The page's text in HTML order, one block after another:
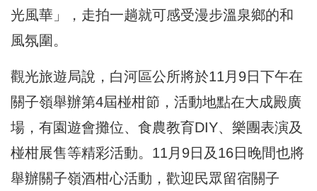
光風華」，走拍一趟就可感受漫步溫泉鄉的和
風氛圍。
觀光旅遊局說，白河區公所將於11月9日下午在
關子嶺舉辦第4屆椪柑節，活動地點在大成殿廣
場，有園遊會攤位、食農教育DIY、樂團表演及
椪柑展售等精彩活動。11月9日及16日晚間也將
舉辦關子嶺酒柑心活動，歡迎民眾留宿關子